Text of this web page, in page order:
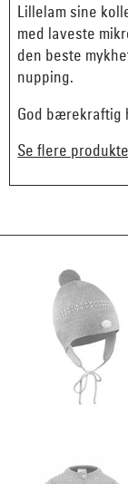
Lillelam sine
med laveste
den beste
nupping.
God bærekraftig
Se flere